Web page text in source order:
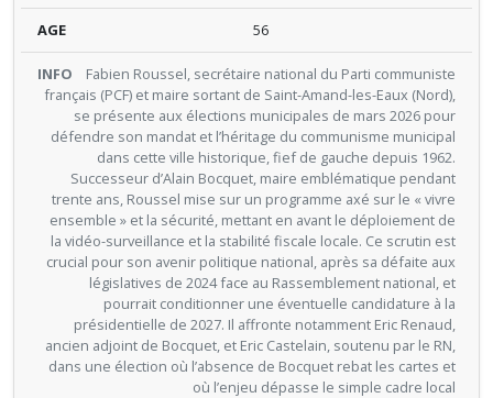
56
Fabien Roussel, secrétaire national du Parti communiste
français (PCF) et maire sortant de Saint-Amand-les-Eaux (Nord),
se présente aux élections municipales de mars 2026 pour
défendre son mandat et l’héritage du communisme municipal
dans cette ville historique, fief de gauche depuis 1962.
Successeur d’Alain Bocquet, maire emblématique pendant
trente ans, Roussel mise sur un programme axé sur le « vivre
ensemble » et la sécurité, mettant en avant le déploiement de
la vidéo-surveillance et la stabilité fiscale locale. Ce scrutin est
crucial pour son avenir politique national, après sa défaite aux
législatives de 2024 face au Rassemblement national, et
pourrait conditionner une éventuelle candidature à la
présidentielle de 2027. Il affronte notamment Eric Renaud,
ancien adjoint de Bocquet, et Eric Castelain, soutenu par le RN,
dans une élection où l’absence de Bocquet rebat les cartes et
où l’enjeu dépasse le simple cadre local